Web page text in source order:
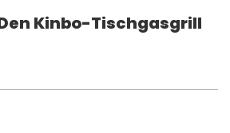
Kinbo-Tischgasgrill